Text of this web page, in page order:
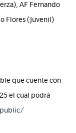
AF Fernando
Flores (Juvenil)
que cuente con
el cual podrá
public/